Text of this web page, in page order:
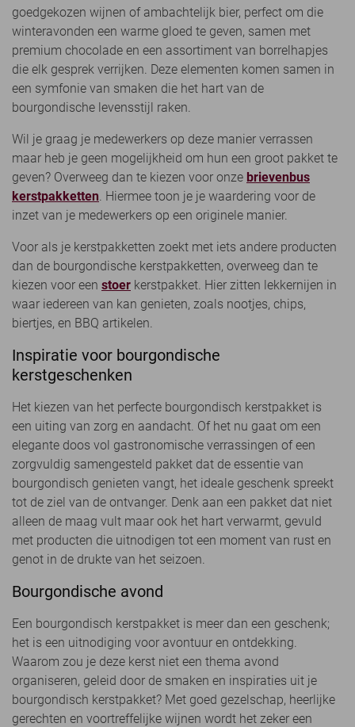
goedgekozen wijnen of ambachtelijk bier, perfect om die
winteravonden een warme gloed te geven, samen met
premium chocolade en een assortiment van borrelhapjes
die elk gesprek verrijken. Deze elementen komen samen in
een symfonie van smaken die het hart van de
bourgondische levensstijl raken.
Wil je graag je medewerkers op deze manier verrassen
maar heb je geen mogelijkheid om hun een groot pakket te
geven? Overweeg dan te kiezen voor onze brievenbus
kerstpakketten. Hiermee toon je je waardering voor de
inzet van je medewerkers op een originele manier.
Voor als je kerstpakketten zoekt met iets andere producten
dan de bourgondische kerstpakketten, overweeg dan te
kiezen voor een stoer kerstpakket. Hier zitten lekkernijen in
waar iedereen van kan genieten, zoals nootjes, chips,
biertjes, en BBQ artikelen.
Inspiratie voor bourgondische
kerstgeschenken
Het kiezen van het perfecte bourgondisch kerstpakket is
een uiting van zorg en aandacht. Of het nu gaat om een
elegante doos vol gastronomische verrassingen of een
zorgvuldig samengesteld pakket dat de essentie van
bourgondisch genieten vangt, het ideale geschenk spreekt
tot de ziel van de ontvanger. Denk aan een pakket dat niet
alleen de maag vult maar ook het hart verwarmt, gevuld
met producten die uitnodigen tot een moment van rust en
genot in de drukte van het seizoen.
Bourgondische avond
Een bourgondisch kerstpakket is meer dan een geschenk;
het is een uitnodiging voor avontuur en ontdekking.
Waarom zou je deze kerst niet een thema avond
organiseren, geleid door de smaken en inspiraties uit je
bourgondisch kerstpakket? Met goed gezelschap, heerlijke
gerechten en voortreffelijke wijnen wordt het zeker een